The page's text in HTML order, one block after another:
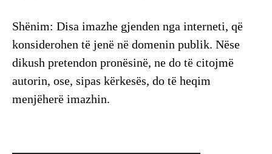
Shënim: Disa imazhe gjenden nga interneti, që
konsiderohen të jenë në domenin publik. Nëse
dikush pretendon pronësinë, ne do të citojmë
autorin, ose, sipas kërkesës, do të heqim
menjëherë imazhin.